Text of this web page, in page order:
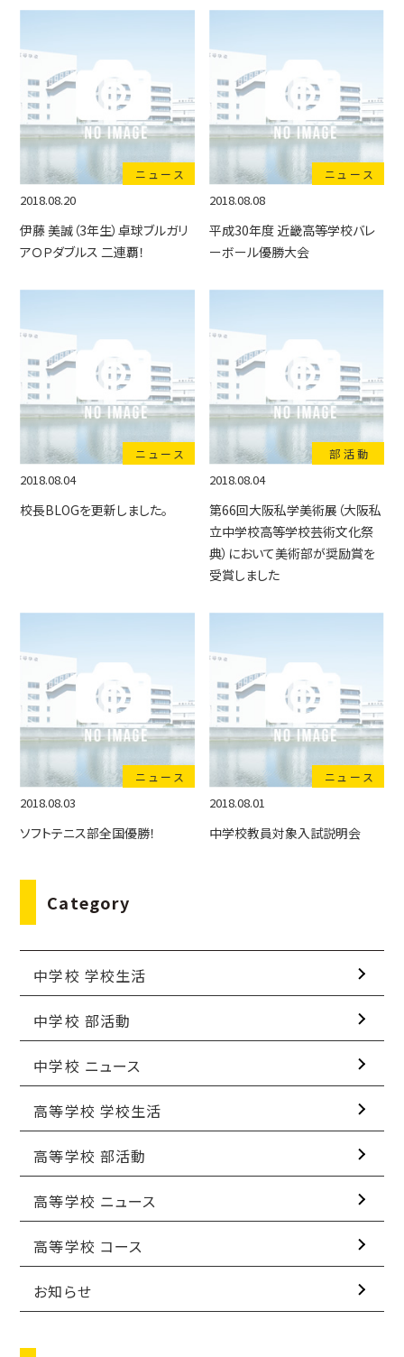
ニュース
2018.08.20
伊藤 美誠（3年生）卓球ブルガリ
アＯＰダブルス 二連覇！
ニュース
2018.08.08
平成30年度 近畿高等学校バレ
ーボール優勝大会
ニュース
2018.08.04
校長BLOGを更新しました。
部活動
2018.08.04
第66回大阪私学美術展（大阪私
立中学校高等学校芸術文化祭
典）において美術部が奨励賞を
受賞しました
ニュース
2018.08.03
ソフトテニス部全国優勝！
ニュース
2018.08.01
中学校教員対象入試説明会
Category
中学校 学校生活
中学校 部活動
中学校 ニュース
高等学校 学校生活
高等学校 部活動
高等学校 ニュース
高等学校 コース
お知らせ